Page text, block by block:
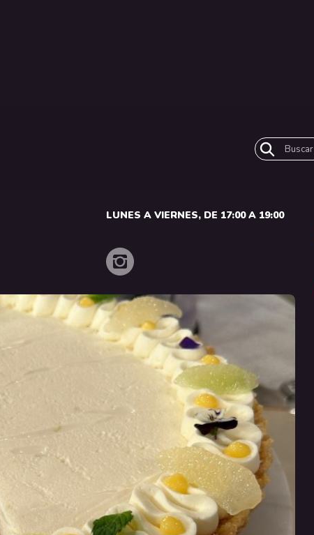
Buscar
LUNES A VIERNES, DE 17:00 A 19:00